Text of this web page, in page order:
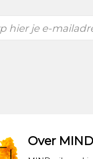
hier je e-
Over MIND